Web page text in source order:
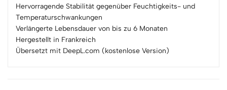
Hervorragende Stabilität gegenüber Feuchtigkeits- und
Temperaturschwankungen
Verlängerte Lebensdauer von bis zu 6 Monaten
Hergestellt in Frankreich
Übersetzt mit DeepL.com (kostenlose Version)